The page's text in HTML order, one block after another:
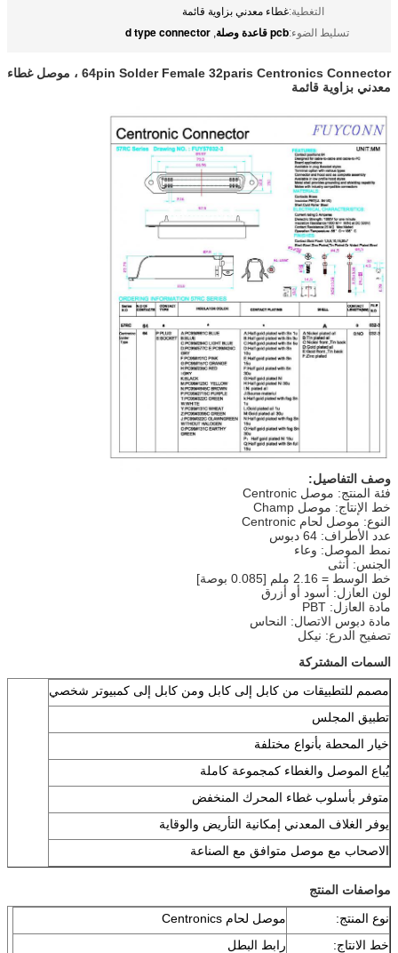
التغطية:غطاء معدني بزاوية قائمة
تسليط الضوء:pcb قاعدة وصلة ,
d type connector
64pin Solder Female 32paris Centronics Connector ، موصل غطاء
معدني بزاوية قائمة
وصف التفاصيل:
فئة المنتج: موصل Centronic
خط الإنتاج: موصل Champ
النوع: موصل لحام Centronic
عدد الأطراف: 64 دبوس
نمط الموصل: وعاء
الجنس: أنثى
خط الوسط = 2.16 ملم [0.085 بوصة]
لون العازل: أسود أو أزرق
مادة العازل: PBT
مادة دبوس الاتصال: النحاس
تصفيح الدرع: نيكل
السمات المشتركة
مصمم للتطبيقات من كابل إلى كابل ومن كابل إلى كمبيوتر شخصي
تطبيق المجلس
خيار المحطة بأنواع مختلفة
يُباع الموصل والغطاء كمجموعة كاملة
متوفر بأسلوب غطاء المحرك المنخفض
يوفر الغلاف المعدني إمكانية التأريض والوقاية
الاصحاب مع موصل متوافق مع الصناعة
مواصفات المنتج
نوع المنتج:
موصل لحام Centronics
خط الانتاج:
رابط البطل